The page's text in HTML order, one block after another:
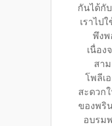
กันได้กั
เราไป
พึงพ
เนื่อ
สา
โพลีเ
สะดวก
ของพริ
อบรม